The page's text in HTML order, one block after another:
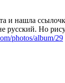
и нашла
русский. Но
photos/album/29